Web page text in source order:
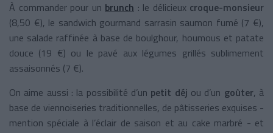
À commander pour un brunch : le délicieux croque-monsieur
(8,50 €), le sandwich gourmand sarrasin saumon fumé (7 €),
une salade raffinée à base de boulghour, houmous et patate
douce (19 €) ou le pavé aux légumes grillés sublimement
assaisonnés (7 €).
On aime aussi : la possibilité d’un petit déj ou d’un goûter, à
base de viennoiseries traditionnelles, de pâtisseries exquises -
mention spéciale à l’éclair de saison et au cake marbré - et